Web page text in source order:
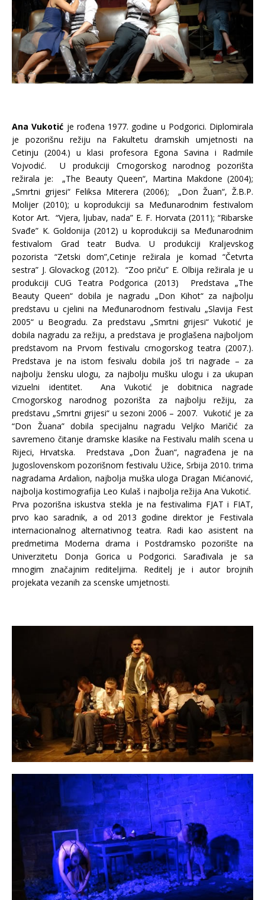
Ana Vukotić je rođena 1977. godine u Podgorici. Diplomirala
je pozorišnu režiju na Fakultetu dramskih umjetnosti na
Cetinju (2004.) u klasi profesora Egona Savina i Radmile
Vojvodić. U produkciji Crnogorskog narodnog pozorišta
režirala je: „The Beauty Queen“, Martina Makdone (2004);
„Smrtni grijesi“ Feliksa Miterera (2006); „Don Žuan“, Ž.B.P.
Molijer (2010); u koprodukciji sa Međunarodnim festivalom
Kotor Art. “Vjera, ljubav, nada” E. F. Horvata (2011); “Ribarske
Svađe” K. Goldonija (2012) u koprodukciji sa Međunarodnim
festivalom Grad teatr Budva. U produkciji Kraljevskog
pozorista “Zetski dom”,Cetinje režirala je komad “Četvrta
sestra” J. Glovackog (2012). “Zoo priču” E. Olbija režirala je u
produkciji CUG Teatra Podgorica (2013) Predstava „The
Beauty Queen“ dobila je nagradu „Don Kihot“ za najbolju
predstavu u cjelini na Međunarodnom festivalu „Slavija Fest
2005“ u Beogradu. Za predstavu „Smrtni grijesi“ Vukotić je
dobila nagradu za režiju, a predstava je proglašena najboljom
predstavom na Prvom festivalu crnogorskog teatra (2007.).
Predstava je na istom fesivalu dobila još tri nagrade – za
najbolju žensku ulogu, za najbolju mušku ulogu i za ukupan
vizuelni identitet. Ana Vukotić je dobitnica nagrade
Crnogorskog narodnog pozorišta za najbolju režiju, za
predstavu „Smrtni grijesi“ u sezoni 2006 – 2007. Vukotić je za
“Don Žuana” dobila specijalnu nagradu Veljko Maričić za
savremeno čitanje dramske klasike na Festivalu malih scena u
Rijeci, Hrvatska. Predstava „Don Žuan“, nagrađena je na
Jugoslovenskom pozorišnom festivalu Užice, Srbija 2010. trima
nagradama Ardalion, najbolja muška uloga Dragan Mićanović,
najbolja kostimografija Leo Kulaš i najbolja režija Ana Vukotić.
Prva pozorišna iskustva stekla je na festivalima FJAT i FIAT,
prvo kao saradnik, a od 2013 godine direktor je Festivala
internacionalnog alternativnog teatra. Radi kao asistent na
predmetima Moderna drama i Postdramsko pozorište na
Univerzitetu Donja Gorica u Podgorici. Sarađivala je sa
mnogim značajnim rediteljima. Reditelj je i autor brojnih
projekata vezanih za scenske umjetnosti.